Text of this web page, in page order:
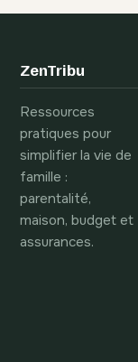
guide du
protéger vos
revenus
ZenTribu
Ressources
pratiques pour
simplifier la vie de
famille :
parentalité,
maison, budget et
assurances.